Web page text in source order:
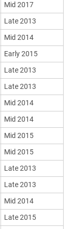
Mid 2017
Late 2013
Mid 2014
Early 2015
Late 2013
Late 2013
Mid 2014
Mid 2014
Mid 2015
Mid 2015
Late 2013
Late 2013
Mid 2014
Late 2015